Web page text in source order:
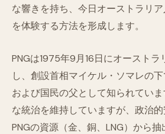
な響きを持ち、今日オーストラリア
を体験する方法を形成します。
PNGは1975年9月16日にオーストラ
し、創設首相マイケル・ソマレの下
および国民の父として知られていま
な統治を維持していますが、政治的
PNGの資源（金、銅、LNG）から抽